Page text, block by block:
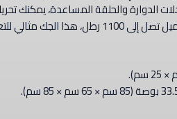
الدوارة والحلقة المساعدة، يمكنك
مع المهام الشاقة في الورش الاحترافية.